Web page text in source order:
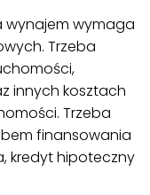
wynajem wymaga
Trzeba
innych kosztach
Trzeba
finansowania
kredyt hipoteczny